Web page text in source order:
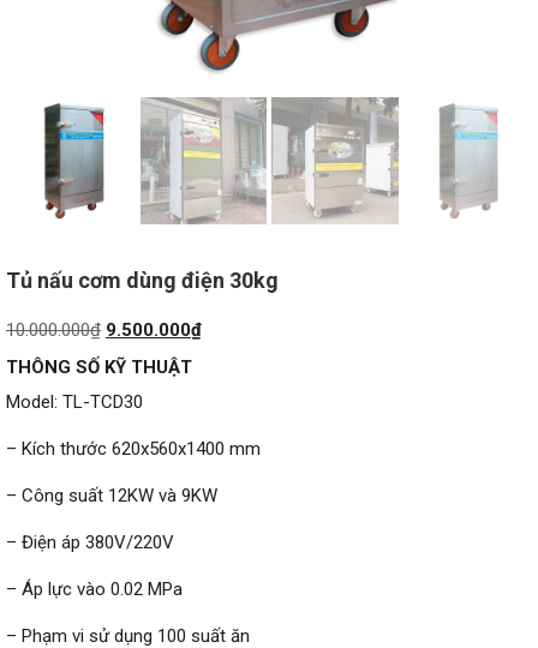
Tủ nấu cơm dùng điện 30kg
10.000.000₫ Giá
gốc
10.000.000₫.
9.500.000₫Giá
9.500.000₫.
THÔNG SỐ KỸ THUẬT
Model: TL-TCD30
– Kích thước 620x560x1400 mm
– Công suất 12KW và 9KW
– Điện áp 380V/220V
– Áp lực vào 0.02 MPa
– Phạm vi sử dụng 100 suất ăn